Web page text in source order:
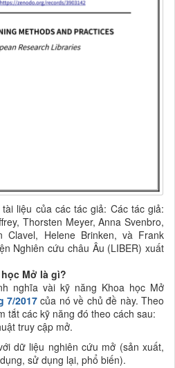
liệu của các tác giả: Các tác giả:
Thorsten Meyer, Anna Svenbro,
Clavel, Helene Brinken, và Frank
Nghiên cứu châu Âu (LIBER) xuất
Mở là gì?
nghĩa vài kỹ năng Khoa học Mở
7/2017 của nó về chủ đề này. Theo
tắt cáckỹ năng đó theo cách sau:
truy cập mở.
dữ liệu nghiên cứu mở (sản xuất,
sử dụng lại, phổ biến).